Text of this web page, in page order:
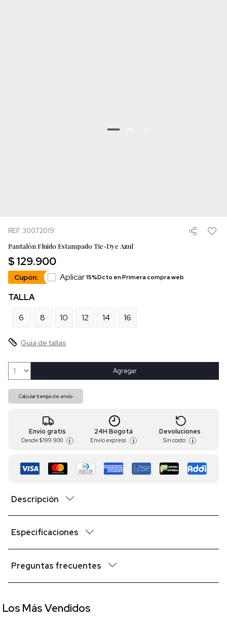
REF. 30072019
Pantalón Fluido Estampado Tie-Dye Azul
$ 129.900
Cupón: Aplicar15%Dcto en Primera compra web
TALLA
6
8 10 12 14 16
Guia de tallas
Agregar
Calcular tiempo de envío
Envío gratis
Desde $ 199.900 i
24H Bogotá
Envío express i
Devoluciones
Sin costo i
Descripción
Especificaciones
Preguntas frecuentes
Los Más Vendidos